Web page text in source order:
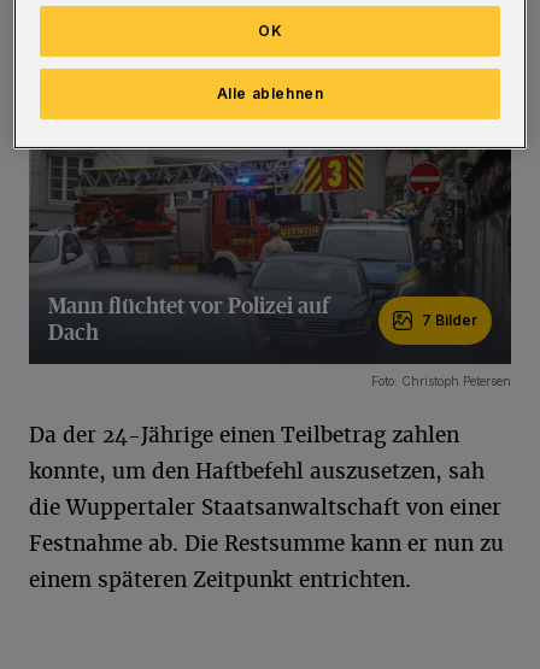
einer Drehleiter nach unten.(Bilder)
Mann flüchtet vor Polizei auf
Dach
7 Bilder
Foto: Christoph Petersen
Da der 24-Jährige einen Teilbetrag zahlen
konnte, um den Haftbefehl auszusetzen, sah
die Wuppertaler Staatsanwaltschaft von einer
Festnahme ab. Die Restsumme kann er nun zu
einem späteren Zeitpunkt entrichten.
Alle ablehnen
OK